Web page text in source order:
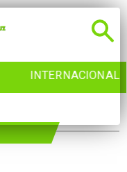
INTERNACIONAL